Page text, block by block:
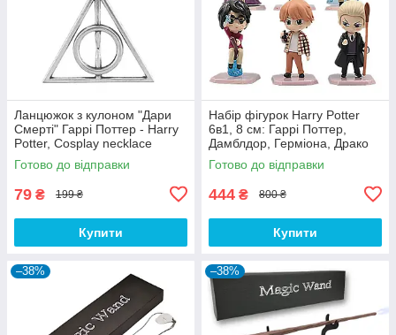
Ланцюжок з кулоном "Дари
Смерті" Гаррі Поттер - Harry
Potter, Cosplay necklace
Готово до відправки
79 ₴ 199 ₴
Купити
Набір фігурок Harry Potter
6в1, 8 см: Гаррі Поттер,
Дамблдор, Герміона, Драко
Малфой, Рон Візлі
Готово до відправки
444 ₴ 800 ₴
Купити
–38% –38%